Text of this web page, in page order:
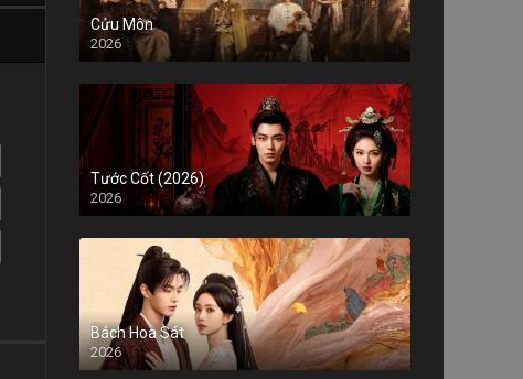
Cửu Môn
2026
Tước Cốt (2026)
2026
Bách Hoa Sát
2026